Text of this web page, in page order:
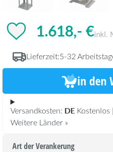
1.618,- €inkl.
Lieferzeit:5-32
in den
Versandkosten: DE Kostenlos |
Weitere Länder »
Art der Verankerung